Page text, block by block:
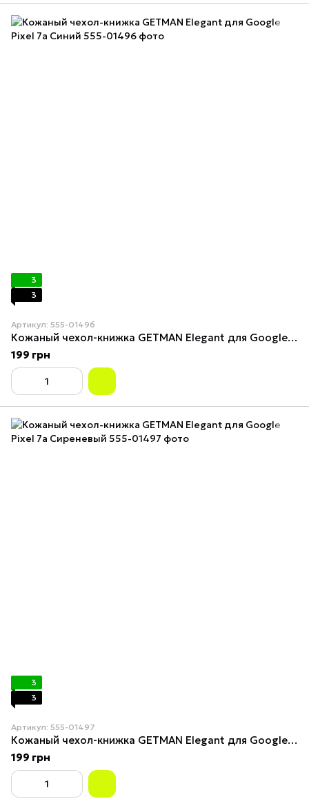
3
3
Артикул: 555-01496
Кожаный чехол-книжка GETMAN Elegant для Google Pixel 7a Синий
199 грн
3
3
Артикул: 555-01497
Кожаный чехол-книжка GETMAN Elegant для Google Pixel 7a Сиреневый
199 грн